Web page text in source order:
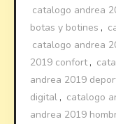
catalogo andrea
botas y botines ,
catalogo andrea
2019 confort,
andrea 2019
digital , catalogo
andrea 2019